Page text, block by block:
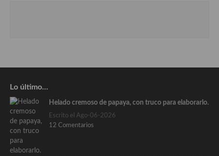
Lo último…
Helado cremoso de papaya, con truco para elaborarlo.
Escrito el Ago-06-2026
12 Comentarios